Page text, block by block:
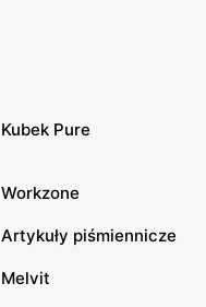
Kubek Pure
Workzone
Artykuły piśmiennicze
Melvit